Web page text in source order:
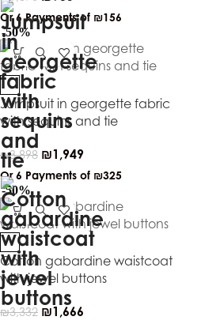
Or 6 Payments of ₪156
-50%
Jumpsuit in georgette fabric
with sequins and tie
₪3,898 ₪1,949
Or 6 Payments of ₪325
-50%
Cotton gabardine waistcoat
with jewel buttons
₪3,332 ₪1,666